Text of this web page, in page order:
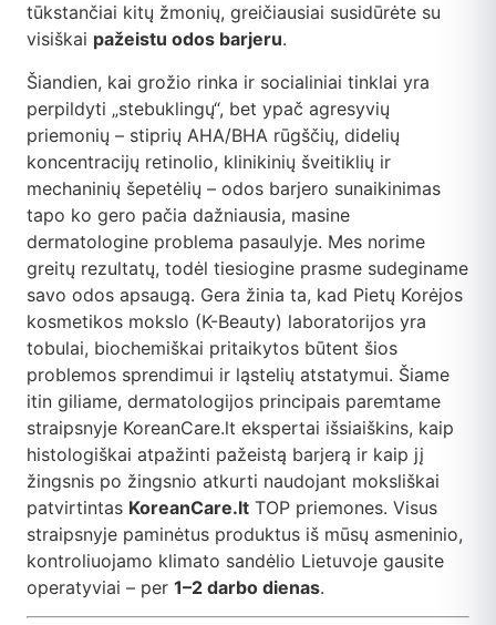
tūkstančiai kitų žmonių, greičiausiai susidūrėte su
visiškai pažeistu odos barjeru.
Šiandien, kai grožio rinka ir socialiniai tinklai yra
perpildyti „stebuklingų“, bet ypač agresyvių
priemonių – stiprių AHA/BHA rūgščių, didelių
koncentracijų retinolio, klinikinių šveitiklių ir
mechaninių šepetėlių – odos barjero sunaikinimas
tapo ko gero pačia dažniausia, masine
dermatologine problema pasaulyje. Mes norime
greitų rezultatų, todėl tiesiogine prasme sudeginame
savo odos apsaugą. Gera žinia ta, kad Pietų Korėjos
kosmetikos mokslo (K-Beauty) laboratorijos yra
tobulai, biochemiškai pritaikytos būtent šios
problemos sprendimui ir ląstelių atstatymui. Šiame
itin giliame, dermatologijos principais paremtame
straipsnyje KoreanCare.lt ekspertai išsiaiškins, kaip
histologiškai atpažinti pažeistą barjerą ir kaip jį
žingsnis po žingsnio atkurti naudojant moksliškai
patvirtintas KoreanCare.lt TOP priemones. Visus
straipsnyje paminėtus produktus iš mūsų asmeninio,
kontroliuojamo klimato sandėlio Lietuvoje gausite
operatyviai – per 1–2 darbo dienas.